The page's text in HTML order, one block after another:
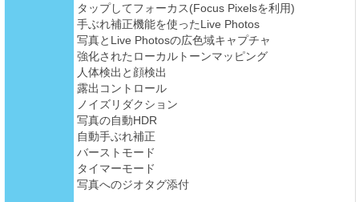
タップしてフォーカス(Focus Pixelsを利用)
手ぶれ補正機能を使ったLive Photos
写真とLive Photosの広色域キャプチャ
強化されたローカルトーンマッピング
人体検出と顔検出
露出コントロール
ノイズリダクション
写真の自動HDR
自動手ぶれ補正
バーストモード
タイマーモード
写真へのジオタグ添付